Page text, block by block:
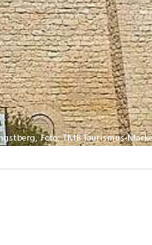
Foto: TMB Tourismus-